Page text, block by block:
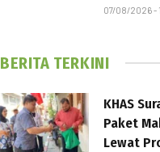
07/08/2026 -
BERITA TERKINI
KHAS
Paket
Lewat